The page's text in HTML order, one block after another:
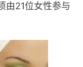
由21位女性参与